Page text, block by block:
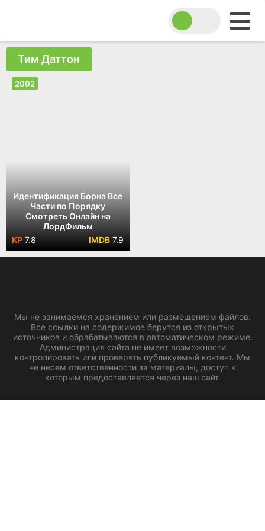
Тим Даттон
Идентификация Борна Все
Части по Порядку
Смотреть Онлайн на
ЛордФильм
7.8
7.9
2002
Мы не занимаемся хранением или размещением файлов.
Все ссылки на содержимое берутся из открытых
источников и обрабатываются в автоматическом режиме.
Администрация сайта не имеет возможности
контролировать или проверять публикуемый контент. Мы
не несем ответственности за материалы, доступ к
которым предоставляется через наш сайт.